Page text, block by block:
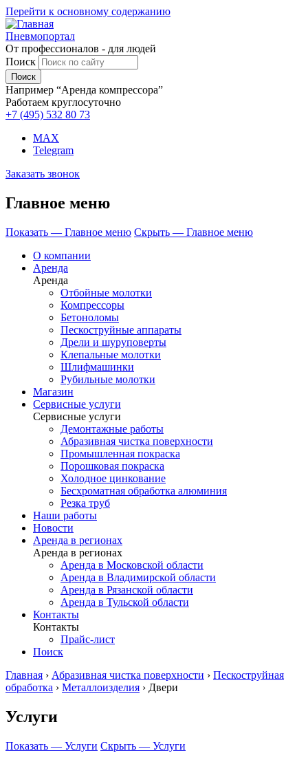
Перейти к основному содержанию
Пневмопортал
От профессионалов - для людей
Поиск
Например “Аренда компрессора”
Работаем круглосуточно
+7 (495) 532 80 73
MAX
Telegram
Заказать звонок
Главное меню
Показать — Главное меню Скрыть — Главное меню
О компании
Аренда
Аренда
Отбойные молотки
Компрессоры
Бетоноломы
Пескоструйные аппараты
Дрели и шуруповерты
Клепальные молотки
Шлифмашинки
Рубильные молотки
Магазин
Сервисные услуги
Сервисные услуги
Демонтажные работы
Абразивная чистка поверхности
Промышленная покраска
Порошковая покраска
Холодное цинкование
Бесхроматная обработка алюминия
Резка труб
Наши работы
Новости
Аренда в регионах
Аренда в регионах
Аренда в Московской области
Аренда в Владимирской области
Аренда в Рязанской области
Аренда в Тульской области
Контакты
Контакты
Прайс-лист
Поиск
Главная › Абразивная чистка поверхности › Пескоструйная
обработка › Металлоизделия › Двери
Услуги
Показать — Услуги Скрыть — Услуги